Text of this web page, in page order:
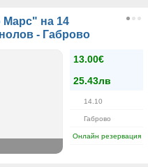
Марс" на 14
- Габрово
13.00€
25.43лв
14.10
Габрово
Онлайн резервация